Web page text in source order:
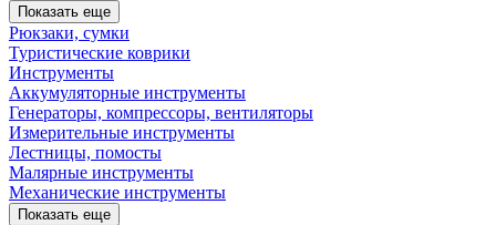
Показать еще
Рюкзаки, сумки
Туристические коврики
Инструменты
Аккумуляторные инструменты
Генераторы, компрессоры, вентиляторы
Измерительные инструменты
Лестницы, помосты
Малярные инструменты
Механические инструменты
Показать еще